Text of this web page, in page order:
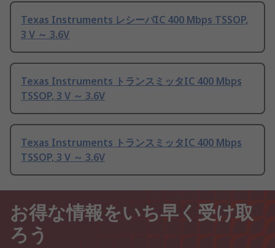
Texas Instruments レシーバIC 400 Mbps TSSOP,
3 V ～ 3.6V
Texas Instruments トランスミッタIC 400 Mbps
TSSOP, 3 V ～ 3.6V
Texas Instruments トランスミッタIC 400 Mbps
TSSOP, 3 V ～ 3.6V
お得な情報をいち早く受け取
ろう